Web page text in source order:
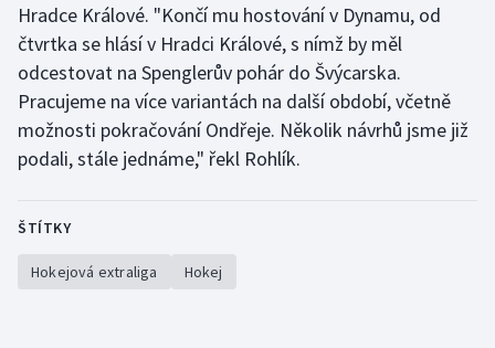
Plážový volejbal
Ragby
Rychlobruslení
Hradce Králové. "Končí mu hostování v Dynamu, od
čtvrtka se hlásí v Hradci Králové, s nímž by měl
odcestovat na Spenglerův pohár do Švýcarska.
Pracujeme na více variantách na další období, včetně
možnosti pokračování Ondřeje. Několik návrhů jsme již
podali, stále jednáme," řekl Rohlík.
ŠTÍTKY
Hokejová extraliga Hokej